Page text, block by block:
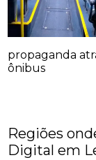
propaganda
ônibus
Regiões
Digital em